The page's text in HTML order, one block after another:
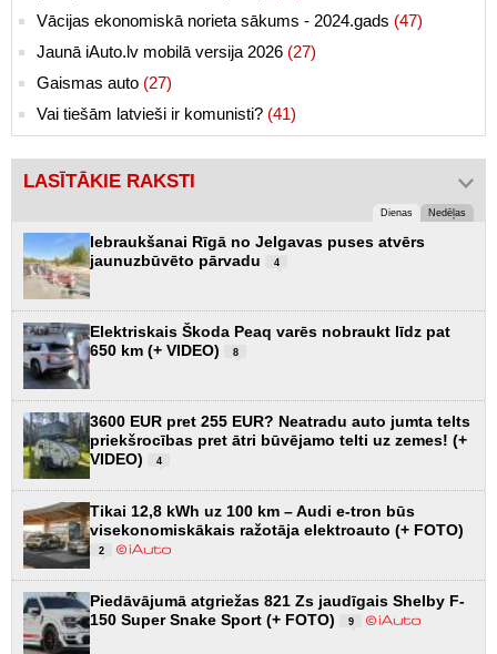
Vācijas ekonomiskā norieta sākums - 2024.gads (47)
Jaunā iAuto.lv mobilā versija 2026 (27)
Gaismas auto (27)
Vai tiešām latvieši ir komunisti? (41)
LASĪTĀKIE RAKSTI
Dienas Nedēļas
Iebraukšanai Rīgā no Jelgavas puses atvērs
jaunuzbūvēto pārvadu
4
Elektriskais Škoda Peaq varēs nobraukt līdz pat
650 km (+ VIDEO)
8
3600 EUR pret 255 EUR? Neatradu auto jumta telts
priekšrocības pret ātri būvējamo telti uz zemes! (+
VIDEO)
4
Tikai 12,8 kWh uz 100 km – Audi e-tron būs
visekonomiskākais ražotāja elektroauto (+ FOTO)
2
Piedāvājumā atgriežas 821 Zs jaudīgais Shelby F-
150 Super Snake Sport (+ FOTO)
9